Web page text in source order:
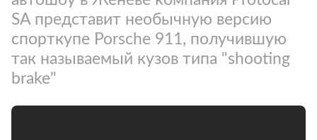
SA представит необычную версию
спорткупе Porsche 911, получившую
так называемый кузов типа "shooting
brake"